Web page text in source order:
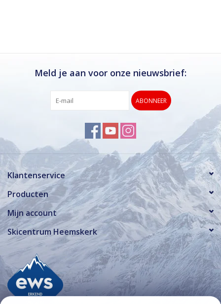
Meld je aan voor onze nieuwsbrief:
ABONNEER
Klantenservice
Producten
Mijn account
Skicentrum Heemskerk